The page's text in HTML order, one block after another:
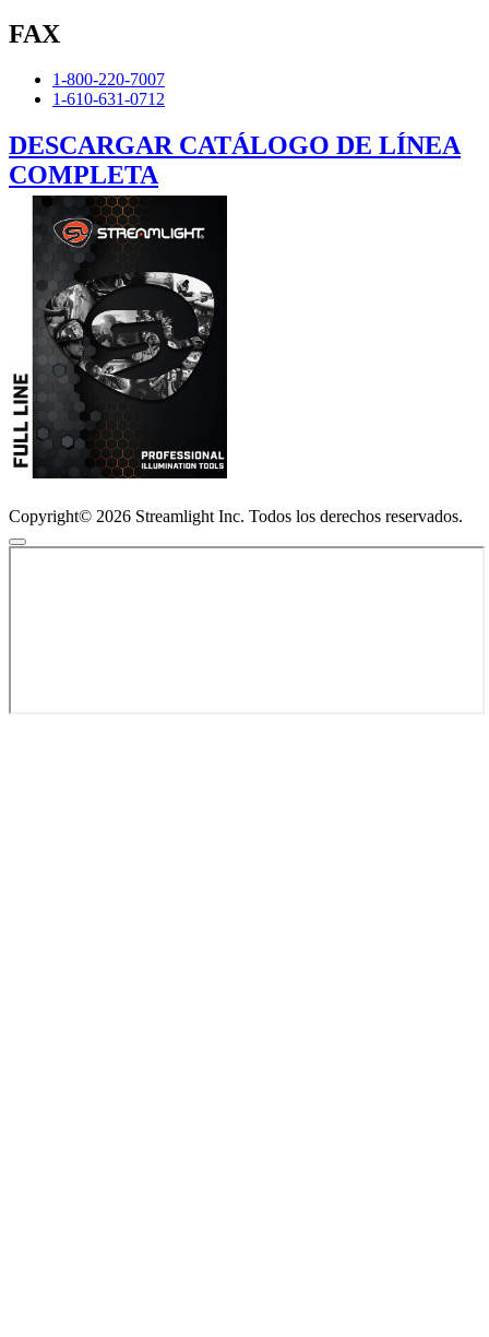
FAX
1-800-220-7007
1-610-631-0712
DESCARGAR CATÁLOGO DE LÍNEA
COMPLETA
Copyright© 2026 Streamlight Inc. Todos los derechos reservados.